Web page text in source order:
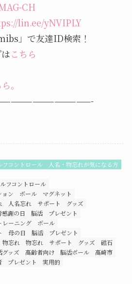
CH
lin.ee/yNVIPLY
」で友達ID検索！
こちら
。
フコントロール
人名・物忘れが気になる方
フコントロール
ョン ボール
マグネット
人名忘れ サポート グッズ
感謝の日 脳活 プレゼント
ーニング ボール
母の日 脳活 プレゼント
物忘れ 物忘れ サポート グッズ
磁石
グッズ 高齢者向け 脳活ボール
高崎市
プレゼント 実用的